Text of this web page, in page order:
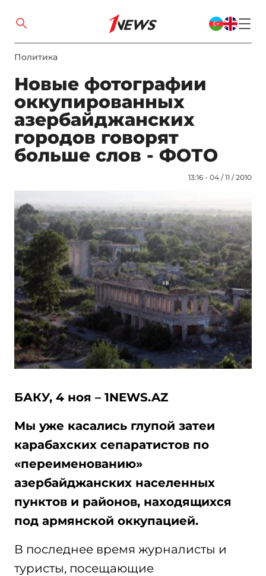
Политика
Новые фотографии
оккупированных
азербайджанских
городов говорят
больше слов - ФОТО
13:16 - 04 / 11 / 2010
БАКУ, 4 ноя – 1NEWS.AZ
Мы уже касались глупой затеи
карабахских сепаратистов по
«переименованию»
азербайджанских населенных
пунктов и районов, находящихся
под армянской оккупацией.
В последнее время журналисты и
туристы, посещающие